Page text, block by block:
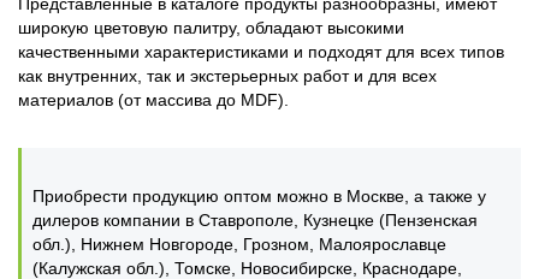
широкую цветовую палитру, обладают высокими
качественными характеристиками и подходят для всех типов
как внутренних, так и экстерьерных работ и для всех
материалов (от массива до MDF).
Приобрести продукцию оптом можно в Москве, а также у
дилеров компании в Ставрополе, Кузнецке (Пензенская
обл.), Нижнем Новгороде, Грозном, Малоярославце
(Калужская обл.), Томске, Новосибирске, Краснодаре,